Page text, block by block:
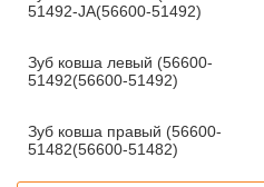
51492-JA(56600-51492)
Зуб ковша левый (56600-
51492(56600-51492)
Зуб ковша правый (56600-
51482(56600-51482)